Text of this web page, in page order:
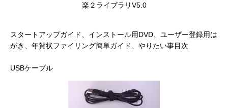
楽２ライブラリV5.0
スタートアップガイド、インストール用DVD、ユーザー登録用は
がき、年賀状ファイリング簡単ガイド、やりたい事目次
USBケーブル